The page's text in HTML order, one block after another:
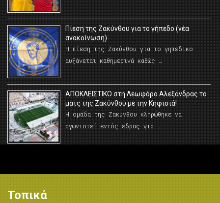
Πίεση της Ζακύνθου για το γήπεδο (νέα
ανακοίνωση)
Η πίεση της Ζακύνθου για το γηπεδικο
αυξάνεται καθημερινά καθώς …
AΠΟΚΛΕΙΣΤΙΚΟ στη Λεωφόρο Αλεξάνδρας το
ματς της Ζακύνθου με την Κηφισιά!
Η ομάδα της Ζακύνθου κληρώθηκε να
αγωνιστεί εντός έδρας για …
Τοπικά